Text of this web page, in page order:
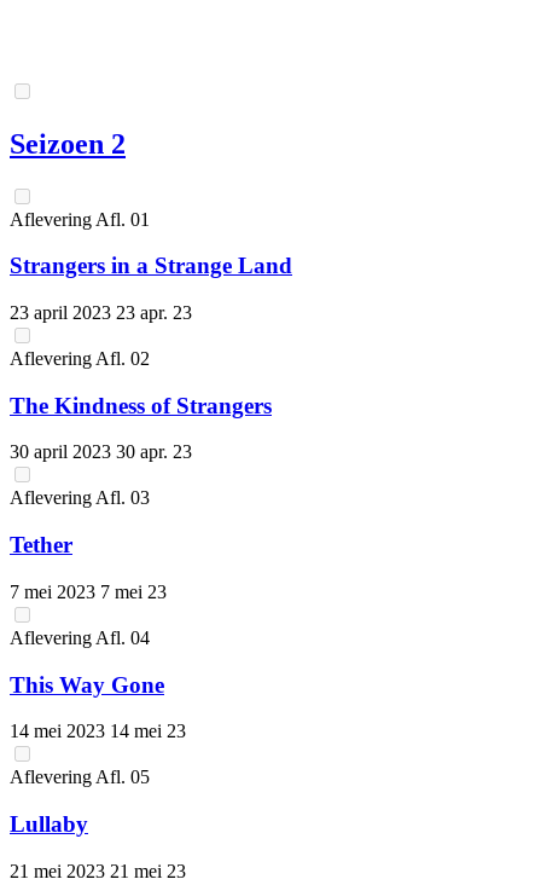
Seizoen 2
Aflevering Afl. 01
Strangers in a Strange Land
23 april 2023 23 apr. 23
Aflevering Afl. 02
The Kindness of Strangers
30 april 2023 30 apr. 23
Aflevering Afl. 03
Tether
7 mei 2023 7 mei 23
Aflevering Afl. 04
This Way Gone
14 mei 2023 14 mei 23
Aflevering Afl. 05
Lullaby
21 mei 2023 21 mei 23